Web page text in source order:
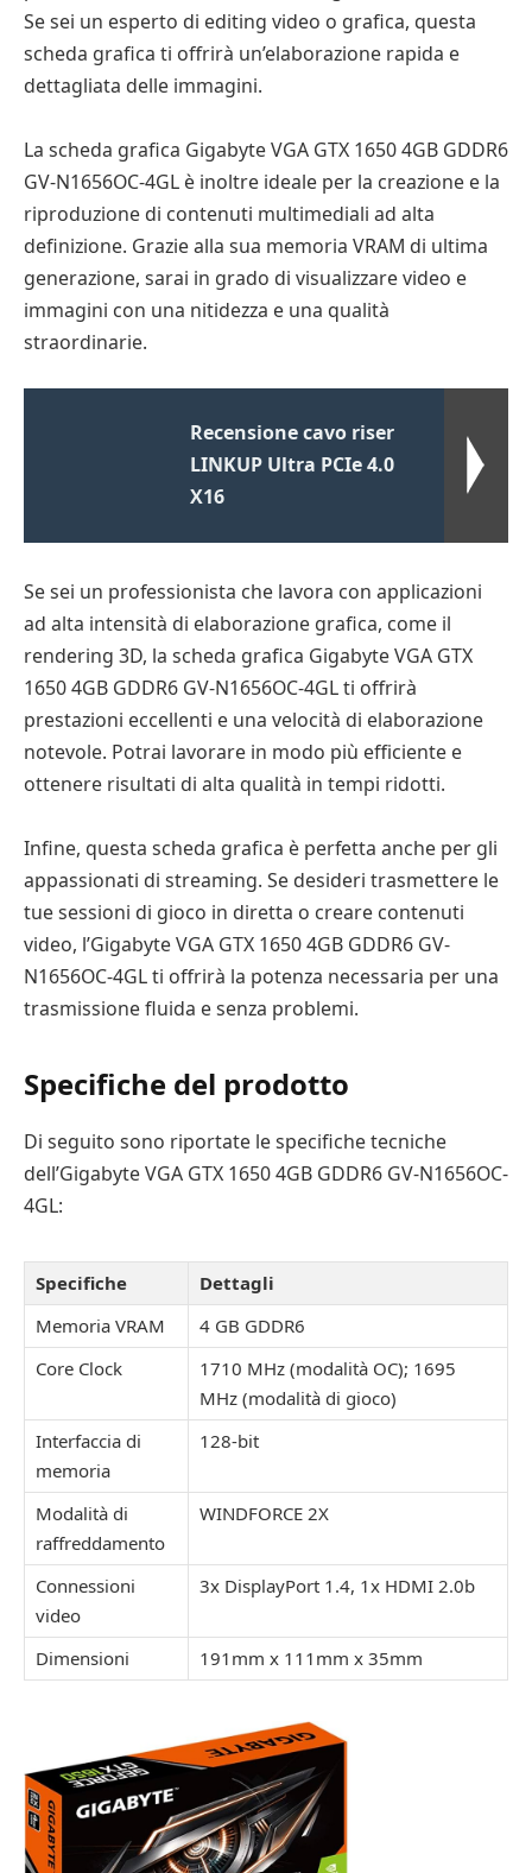
Se sei un esperto di editing video o grafica, questa
scheda grafica ti offrirà un’elaborazione rapida e
dettagliata delle immagini.
La scheda grafica Gigabyte VGA GTX 1650 4GB GDDR6
GV-N1656OC-4GL è inoltre ideale per la creazione e la
riproduzione di contenuti multimediali ad alta
definizione. Grazie alla sua memoria VRAM di ultima
generazione, sarai in grado di visualizzare video e
immagini con una nitidezza e una qualità
straordinarie.
Recensione cavo riser
LINKUP Ultra PCIe 4.0
X16
Se sei un professionista che lavora con applicazioni
ad alta intensità di elaborazione grafica, come il
rendering 3D, la scheda grafica Gigabyte VGA GTX
1650 4GB GDDR6 GV-N1656OC-4GL ti offrirà
prestazioni eccellenti e una velocità di elaborazione
notevole. Potrai lavorare in modo più efficiente e
ottenere risultati di alta qualità in tempi ridotti.
Infine, questa scheda grafica è perfetta anche per gli
appassionati di streaming. Se desideri trasmettere le
tue sessioni di gioco in diretta o creare contenuti
video, l’Gigabyte VGA GTX 1650 4GB GDDR6 GV-
N1656OC-4GL ti offrirà la potenza necessaria per una
trasmissione fluida e senza problemi.
Specifiche del prodotto
Di seguito sono riportate le specifiche tecniche
dell’Gigabyte VGA GTX 1650 4GB GDDR6 GV-N1656OC-
4GL:
Specifiche
Dettagli
Memoria VRAM
4 GB GDDR6
Core Clock
1710 MHz (modalità OC); 1695
MHz (modalità di gioco)
Interfaccia di
memoria
128-bit
Modalità di
raffreddamento
WINDFORCE 2X
Connessioni
video
3x DisplayPort 1.4, 1x HDMI 2.0b
Dimensioni 191mm x 111mm x 35mm